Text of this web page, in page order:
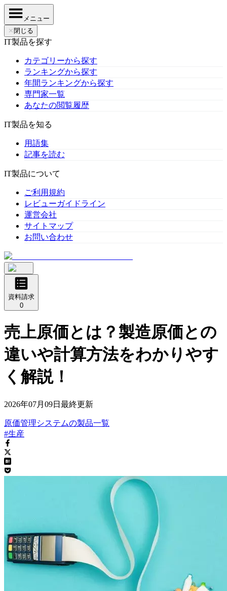
メニュー
✕ 閉じる
IT製品を探す
カテゴリーから探す
ランキングから探す
年間ランキングから探す
専門家一覧
あなたの閲覧履歴
IT製品を知る
用語集
記事を読む
IT製品について
ご利用規約
レビューガイドライン
運営会社
サイトマップ
お問い合わせ
資料請求
0
売上原価とは？製造原価との
違いや計算方法をわかりやす
く解説！
2026年07月09日 最終更新
原価管理システムの製品一覧
#生産